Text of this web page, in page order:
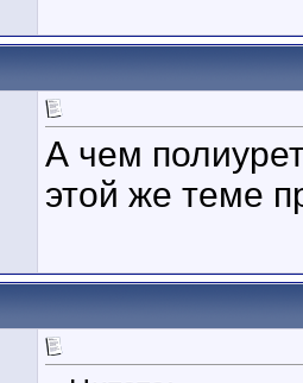
А чем
этой же теме